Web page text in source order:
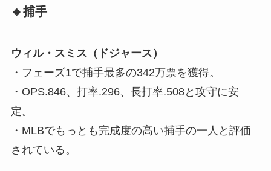
🔹捕手
ウィル・スミス（ドジャース）
・フェーズ1で捕手最多の342万票を獲得。
・OPS.846、打率.296、長打率.508と攻守に安
定。
・MLBでもっとも完成度の高い捕手の一人と評価
されている。